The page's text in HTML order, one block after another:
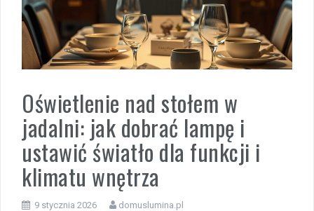
Oświetlenie nad stołem w
jadalni: jak dobrać lampę i
ustawić światło dla funkcji i
klimatu wnętrza
9 stycznia 2026 domuslumina.pl